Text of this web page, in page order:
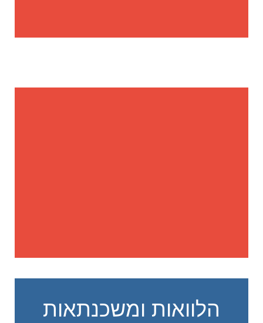
הלוואות ומשכנתאות